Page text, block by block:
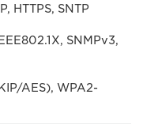
HTTPS, SNTP
SNMPv3,
AES), WPA2-